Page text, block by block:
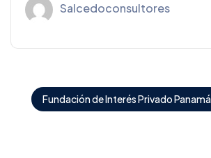
Salcedoconsultores
Fundación de Interés Privado Panamá